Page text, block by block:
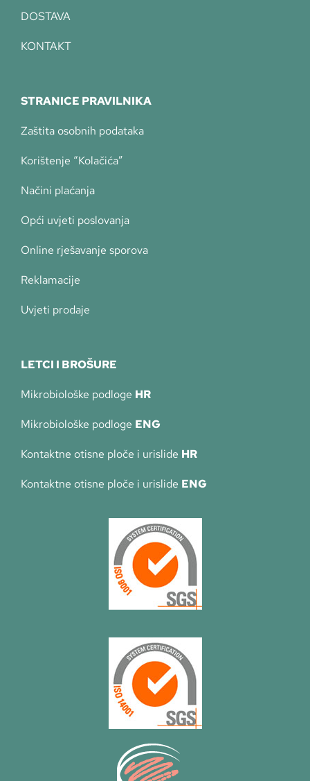
DOSTAVA
KONTAKT
STRANICE PRAVILNIKA
Zaštita osobnih podataka
Korištenje “Kolačića”
Načini plaćanja
Opći uvjeti poslovanja
Online rješavanje sporova
Reklamacije
Uvjeti prodaje
LETCI I BROŠURE
Mikrobiološke podloge HR
Mikrobiološke podloge ENG
Kontaktne otisne ploče i urislide HR
Kontaktne otisne ploče i urislide ENG